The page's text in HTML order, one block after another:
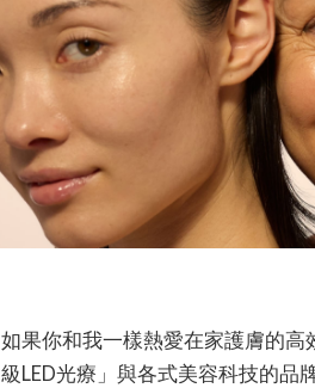
如果你和我一樣熱愛在家護膚的高
級LED光療」與各式美容科技的品